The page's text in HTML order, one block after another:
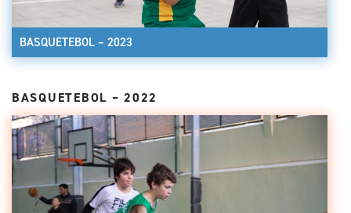
BASQUETEBOL – 2023
BASQUETEBOL – 2022